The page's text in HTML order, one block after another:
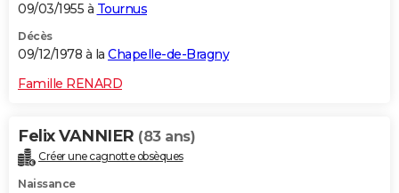
09/03/1955 à Tournus
Décès
09/12/1978 à la Chapelle-de-Bragny
Famille RENARD
Felix VANNIER (83 ans)
Créer une cagnotte obsèques
Naissance